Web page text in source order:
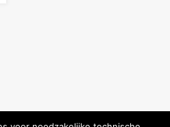
enabled in the header.